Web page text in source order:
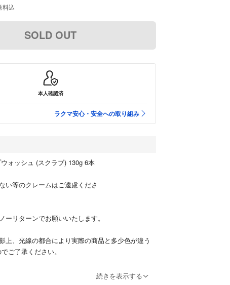
料込
SOLD OUT
本人確認済
ラクマ安心・安全への取り組み
ォッシュ (スクラブ) 130g 6本
い等のクレームはご遠慮くださ
ーリターンでお願いいたします。
上、光線の都合により実際の商品と多少色が違う
ご了承ください。
てツルツル肌にする濃密ホイップ洗顔。２種のスク
続きを表示する